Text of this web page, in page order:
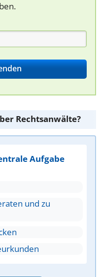
Rechtsanwälte?
Aufgabe
und zu